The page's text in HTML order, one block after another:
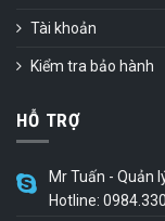
Tài khoản
Kiểm tra bảo hành
HỖ TRỢ
Mr Tuấn - Quản
Hotline: